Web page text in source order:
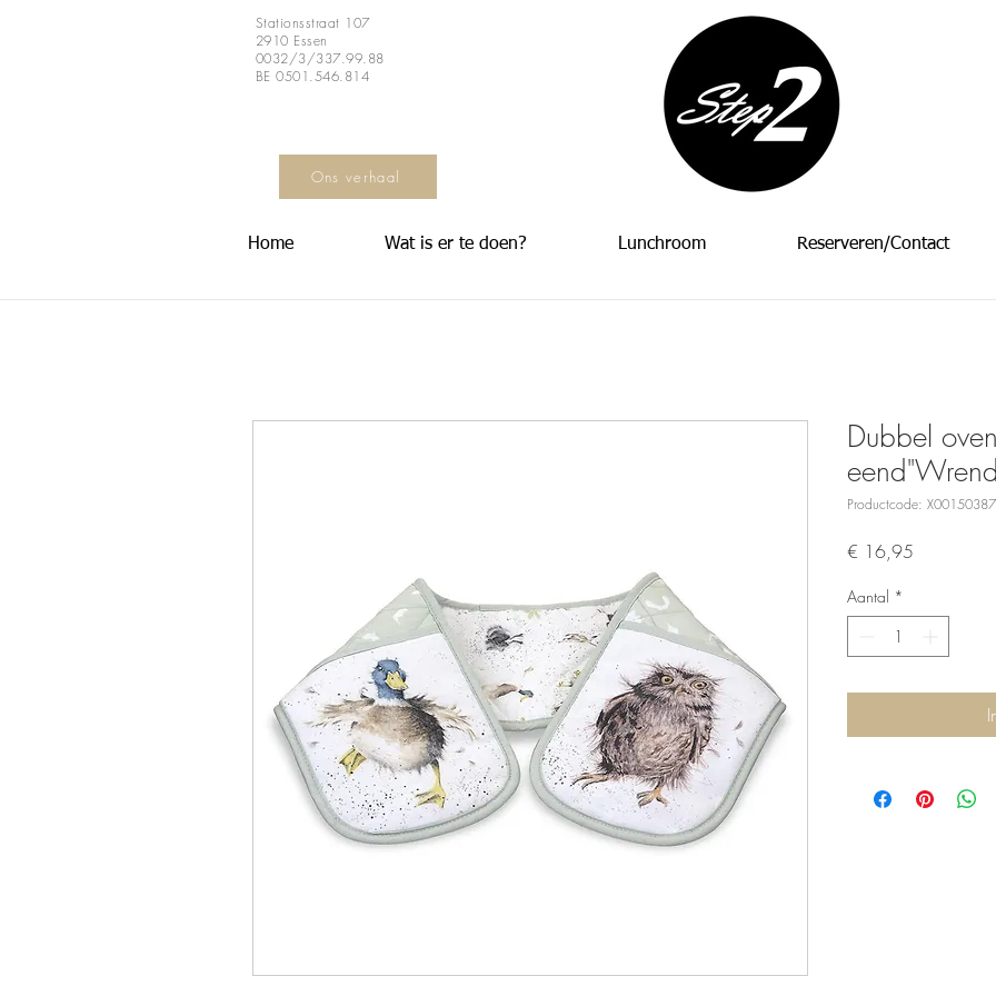
Stationsstraat 107
2910 Essen
0032/3/337.99.88
BE 0501.546.814
Ons verhaal
Home Wat is er te doen? Lunchroom Reserveren/Contact
Dubbel
Productcode:
€ 16,95
Aantal *